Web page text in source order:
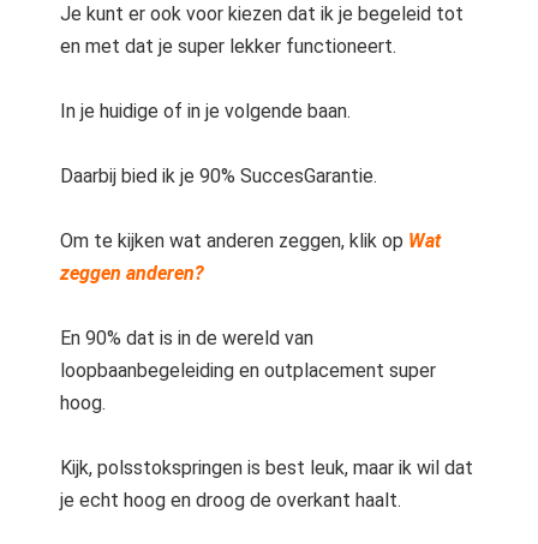
Je kunt er ook voor kiezen dat ik je begeleid tot
en met dat je super lekker functioneert.
In je huidige of in je volgende baan.
Daarbij bied ik je 90% SuccesGarantie.
Om te kijken wat anderen zeggen, klik op Wat
zeggen anderen?
En 90% dat is in de wereld van
loopbaanbegeleiding en outplacement super
hoog.
Kijk, polsstokspringen is best leuk, maar ik wil dat
je echt hoog en droog de overkant haalt.